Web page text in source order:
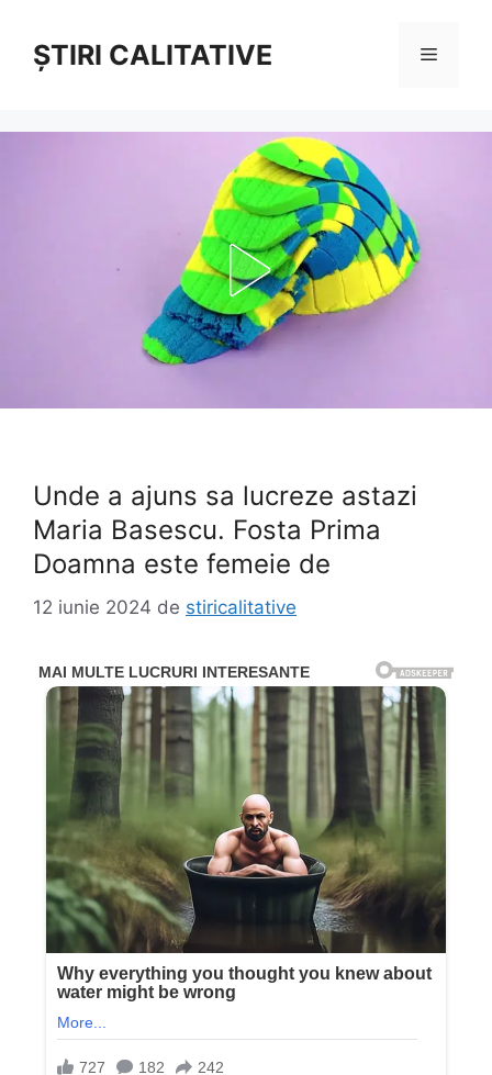
conținutȘTIRI CALITATIVE Meniu
Unde a ajuns sa lucreze astazi
Maria Basescu. Fosta Prima
Doamna este femeie de
12 iunie 2024 de stiricalitative